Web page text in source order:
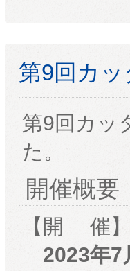
第9回カ
第9回カッ
た。
開催概要
【開 催
2023年7